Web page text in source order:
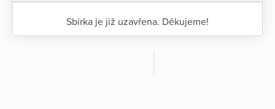
Sbírka je již uzavřena. Děkujeme!